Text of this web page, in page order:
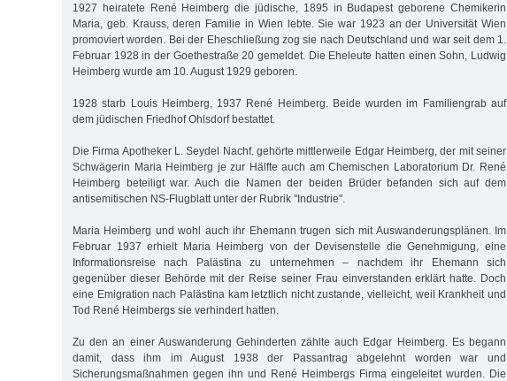
1927 heiratete René Heimberg die jüdische, 1895 in Budapest geborene Chemikerin
Maria, geb. Krauss, deren Familie in Wien lebte. Sie war 1923 an der Universität Wien
promoviert worden. Bei der Eheschließung zog sie nach Deutschland und war seit dem 1.
Februar 1928 in der Goethestraße 20 gemeldet. Die Eheleute hatten einen Sohn, Ludwig
Heimberg wurde am 10. August 1929 geboren.
1928 starb Louis Heimberg, 1937 René Heimberg. Beide wurden im Familiengrab auf
dem jüdischen Friedhof Ohlsdorf bestattet.
Die Firma Apotheker L. Seydel Nachf. gehörte mittlerweile Edgar Heimberg, der mit seiner
Schwägerin Maria Heimberg je zur Hälfte auch am Chemischen Laboratorium Dr. René
Heimberg beteiligt war. Auch die Namen der beiden Brüder befanden sich auf dem
antisemitischen NS-Flugblatt unter der Rubrik "Industrie".
Maria Heimberg und wohl auch ihr Ehemann trugen sich mit Auswanderungsplänen. Im
Februar 1937 erhielt Maria Heimberg von der Devisenstelle die Genehmigung, eine
Informationsreise nach Palästina zu unternehmen – nachdem ihr Ehemann sich
gegenüber dieser Behörde mit der Reise seiner Frau einverstanden erklärt hatte. Doch
eine Emigration nach Palästina kam letztlich nicht zustande, vielleicht, weil Krankheit und
Tod René Heimbergs sie verhindert hatten.
Zu den an einer Auswanderung Gehinderten zählte auch Edgar Heimberg. Es begann
damit, dass ihm im August 1938 der Passantrag abgelehnt worden war und
Sicherungsmaßnahmen gegen ihn und René Heimbergs Firma eingeleitet wurden. Die